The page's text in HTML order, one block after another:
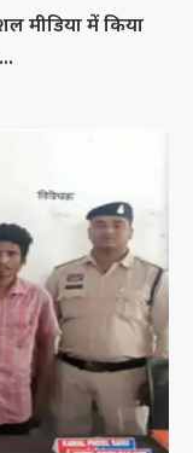
मीडिया में किया